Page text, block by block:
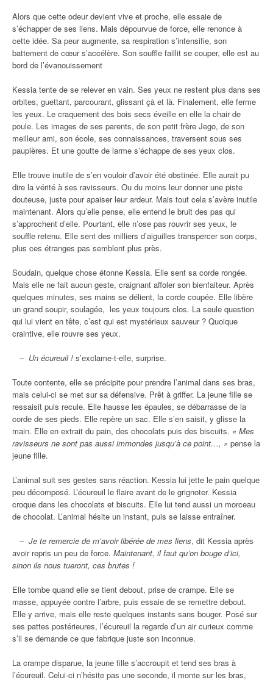
Alors que cette odeur devient vive et proche, elle essaie de
s’échapper de ses liens. Mais dépourvue de force, elle renonce à
cette idée. Sa peur augmente, sa respiration s’intensifie, son
battement de cœur s’accélère. Son souffle faillit se couper, elle est au
bord de l’évanouissement
Kessia tente de se relever en vain. Ses yeux ne restent plus dans ses
orbites, guettant, parcourant, glissant çà et là. Finalement, elle ferme
les yeux. Le craquement des bois secs éveille en elle la chair de
poule. Les images de ses parents, de son petit frère Jego, de son
meilleur ami, son école, ses connaissances, traversent sous ses
paupières. Et une goutte de larme s’échappe de ses yeux clos.
Elle trouve inutile de s’en vouloir d’avoir été obstinée. Elle aurait pu
dire la vérité à ses ravisseurs. Ou du moins leur donner une piste
douteuse, juste pour apaiser leur ardeur. Mais tout cela s’avère inutile
maintenant. Alors qu’elle pense, elle entend le bruit des pas qui
s’approchent d’elle. Pourtant, elle n’ose pas rouvrir ses yeux, le
souffle retenu. Elle sent des milliers d’aiguilles transpercer son corps,
plus ces étranges pas semblent plus près.
Soudain, quelque chose étonne Kessia. Elle sent sa corde rongée.
Mais elle ne fait aucun geste, craignant affoler son bienfaiteur. Après
quelques minutes, ses mains se délient, la corde coupée. Elle libère
un grand soupir, soulagée, les yeux toujours clos. La seule question
qui lui vient en tête, c’est qui est mystérieux sauveur ? Quoique
craintive, elle rouvre ses yeux.
– Un écureuil ! s’exclame-t-elle, surprise.
Toute contente, elle se précipite pour prendre l’animal dans ses bras,
mais celui-ci se met sur sa défensive. Prêt à griffer. La jeune fille se
ressaisit puis recule. Elle hausse les épaules, se débarrasse de la
corde de ses pieds. Elle repère un sac. Elle s’en saisit, y glisse la
main. Elle en extrait du pain, des chocolats puis des biscuits. « Mes
ravisseurs ne sont pas aussi immondes jusqu’à ce point…, » pense la
jeune fille.
L’animal suit ses gestes sans réaction. Kessia lui jette le pain quelque
peu décomposé. L’écureuil le flaire avant de le grignoter. Kessia
croque dans les chocolats et biscuits. Elle lui tend aussi un morceau
de chocolat. L’animal hésite un instant, puis se laisse entraîner.
– Je te remercie de m’avoir libérée de mes liens, dit Kessia après
avoir repris un peu de force. Maintenant, il faut qu’on bouge d’ici,
sinon ils nous tueront, ces brutes !
Elle tombe quand elle se tient debout, prise de crampe. Elle se
masse, appuyée contre l’arbre, puis essaie de se remettre debout.
Elle y arrive, mais elle reste quelques instants sans bouger. Posé sur
ses pattes postérieures, l’écureuil la regarde d’un air curieux comme
s’il se demande ce que fabrique juste son inconnue.
La crampe disparue, la jeune fille s’accroupit et tend ses bras à
l’écureuil. Celui-ci n’hésite pas une seconde, il monte sur les bras,